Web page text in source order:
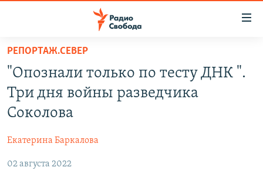
упрощенного
доступа
Вернуться
основному
Вернутся
ПРОГРАММЫ
АВТОРСКИЕ ПРОЕКТЫ
МНЕНИЯ
КУЛЬТУРА
РЕПОРТАЖ.СЕВЕР
"Опознали только по тесту ДНК ".
Три дня войны разведчика
Соколова
Екатерина Баркалова
02 августа 2022